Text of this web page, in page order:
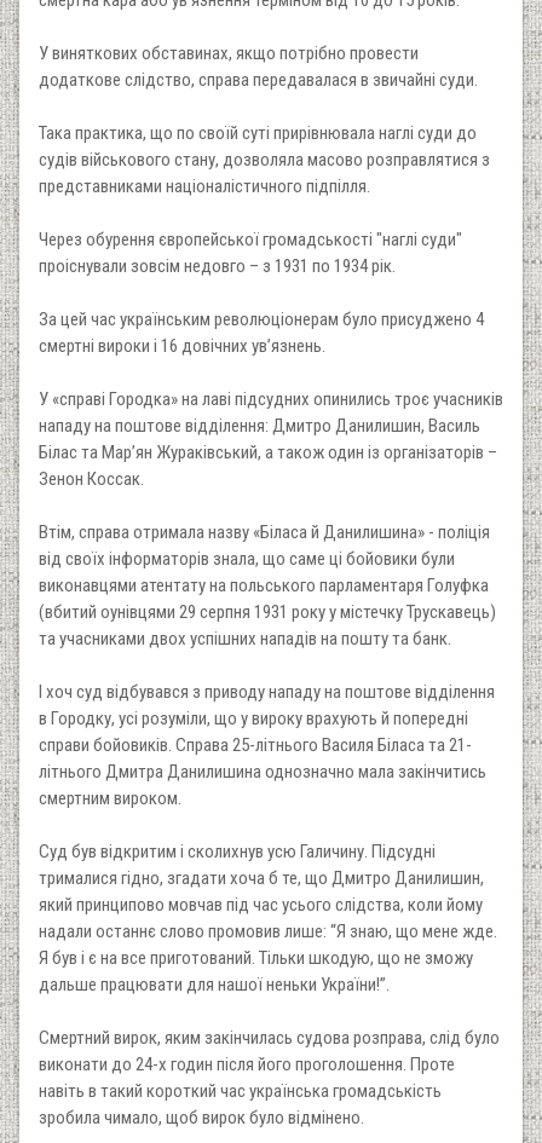
У виняткових обставинах, якщо потрібно провести
додаткове слідство, справа передавалася в звичайні суди.
Така практика, що по своїй суті прирівнювала наглі суди до
судів військового стану, дозволяла масово розправлятися з
представниками націоналістичного підпілля.
Через обурення європейської громадськості "наглі суди"
проіснували зовсім недовго – з 1931 по 1934 рік.
За цей час українським революціонерам було присуджено 4
смертні вироки і 16 довічних ув’язнень.
У «справі Городка» на лаві підсудних опинились троє учасників
нападу на поштове відділення: Дмитро Данилишин, Василь
Білас та Мар’ян Жураківський, а також один із організаторів –
Зенон Коссак.
Втім, справа отримала назву «Біласа й Данилишина» - поліція
від своїх інформаторів знала, що саме ці бойовики були
виконавцями атентату на польського парламентаря Голуфка
(вбитий оунівцями 29 серпня 1931 року у містечку Трускавець)
та учасниками двох успішних нападів на пошту та банк.
І хоч суд відбувався з приводу нападу на поштове відділення
в Городку, усі розуміли, що у вироку врахують й попередні
справи бойовиків. Справа 25-літнього Василя Біласа та 21-
літнього Дмитра Данилишина однозначно мала закінчитись
смертним вироком.
Суд був відкритим і сколихнув усю Галичину. Підсудні
трималися гідно, згадати хоча б те, що Дмитро Данилишин,
який принципово мовчав під час усього слідства, коли йому
надали останнє слово промовив лише: “Я знаю, що мене жде.
Я був і є на все приготований. Тільки шкодую, що не зможу
дальше працювати для нашої неньки України!”.
Смертний вирок, яким закінчилась судова розправа, слід було
виконати до 24-х годин після його проголошення. Проте
навіть в такий короткий час українська громадськість
зробила чимало, щоб вирок було відмінено.